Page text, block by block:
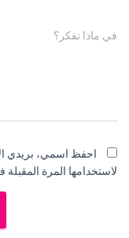
في ماذا تفكر؟
احفظ اسمي، بريدي
لاستخدامها المرة المقبلة